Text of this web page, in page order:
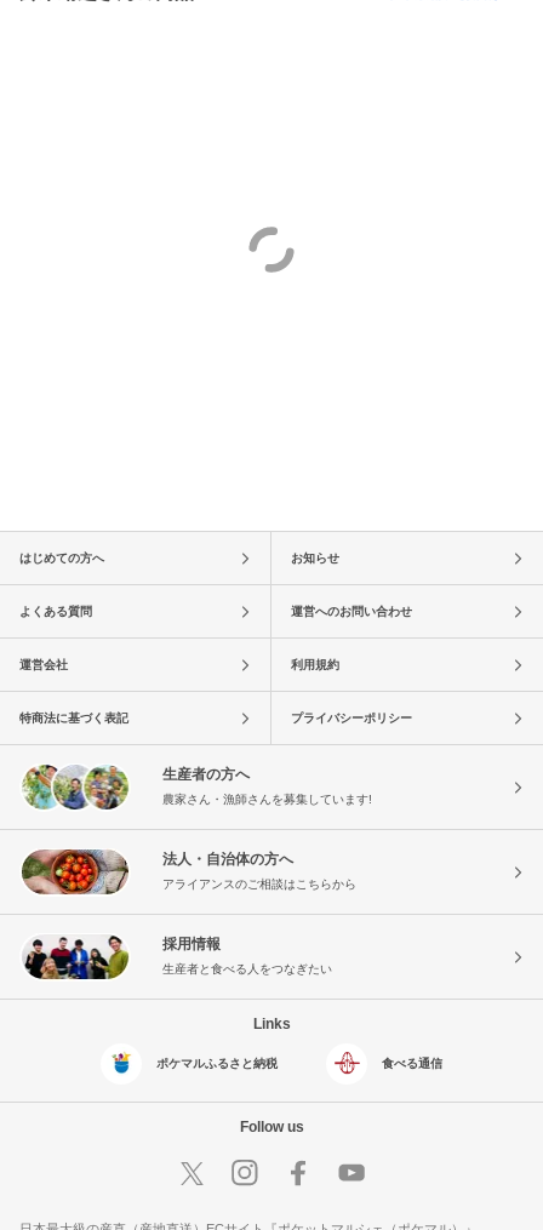
はじめての方へ お知らせ
よくある質問 運営へのお問い合わせ
運営会社 利用規約
特商法に基づく表記 プライバシーポリシー
生産者の方へ
農家さん・漁師さんを募集しています!
法人・自治体の方へ
アライアンスのご相談はこちらから
採用情報
生産者と食べる人をつなぎたい
Links
ポケマルふるさと納税 食べる通信
Follow us